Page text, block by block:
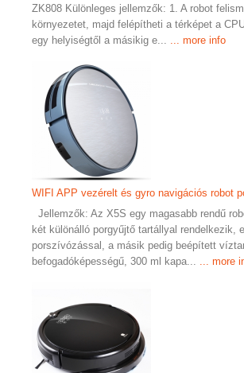
ZK808 Különleges jellemzők: 1. A robot
környezetet, majd felépítheti a térképet a
egy helyiségtől a másikig e...
... more info
WIFI APP vezérelt és gyro navigációs robot
Jellemzők: Az X5S egy magasabb rendű
két különálló porgyűjtő tartállyal rendelkezik,
porszívózással, a másik pedig beépített
befogadóképességű, 300 ml kapa...
... more